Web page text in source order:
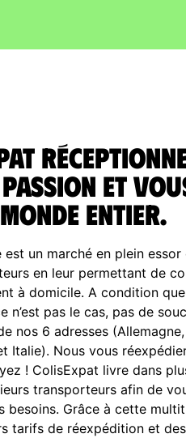
et
entier.
est un marché en plein
en leur permettant de
à domicile. A condition
n’est pas le cas, pas de
nos 6 adresses
Italie). Nous vous
! ColisExpat livre dans
transporteurs afin de
besoins. Grâce à cette
tarifs de réexpédition et